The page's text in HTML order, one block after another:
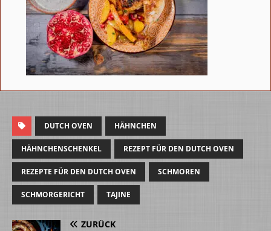
DUTCH OVEN HÄHNCHEN
HÄHNCHENSCHENKEL REZEPT FÜR DEN DUTCH OVEN
REZEPTE FÜR DEN DUTCH OVEN SCHMOREN
SCHMORGERICHT TAJINE
ZURÜCK